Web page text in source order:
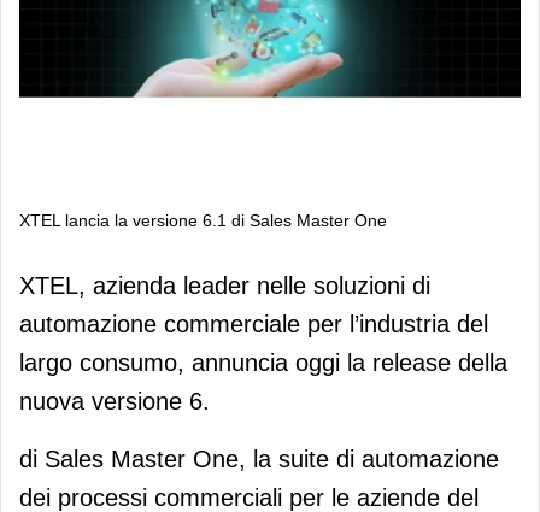
XTEL lancia la versione 6.1 di Sales Master One
XTEL lancia la versione 6.1 di Sales
Master One
XTEL, azienda leader nelle soluzioni di
automazione commerciale per l’industria del
largo consumo, annuncia oggi la release della
nuova versione 6.
di Sales Master One, la suite di automazione
dei processi commerciali per le aziende del